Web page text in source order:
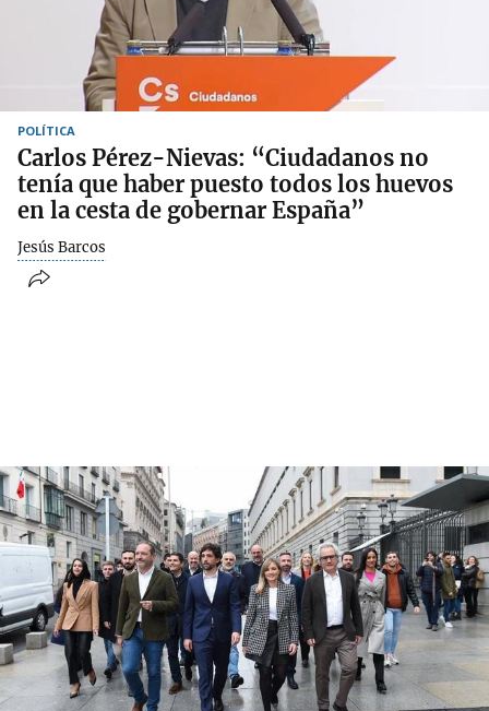
POLÍTICA
Carlos Pérez-Nievas: “Ciudadanos no
tenía que haber puesto todos los huevos
en la cesta de gobernar España”
Jesús Barcos